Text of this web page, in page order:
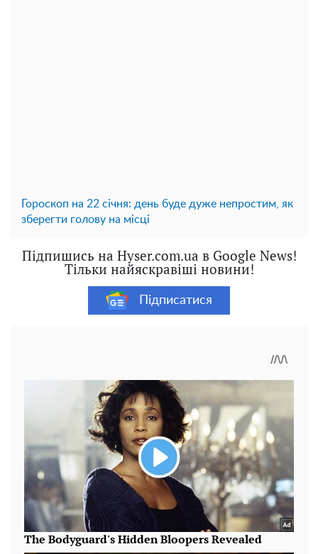
Гороскоп на 22 січня: день буде дуже непростим, як
зберегти голову на місці
Підпишись на Hyser.com.ua в Google News!
Тільки найяскравіші новини!
Підписатися